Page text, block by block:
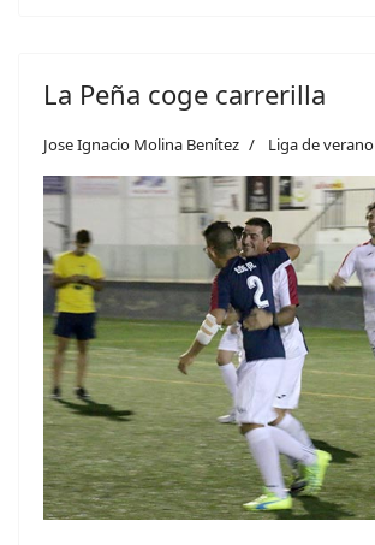
La Peña coge carrerilla
Jose Ignacio Molina Benítez Liga de verano